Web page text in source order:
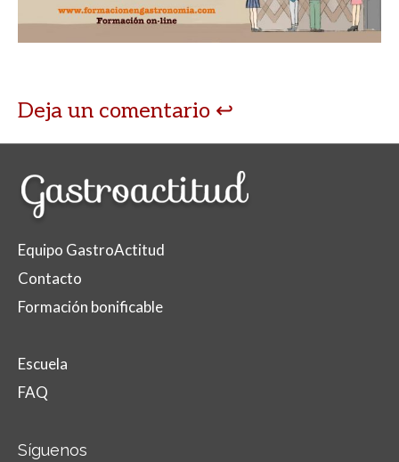
Deja un comentario
Equipo GastroActitud
Contacto
Formación bonificable
Escuela
FAQ
Síguenos